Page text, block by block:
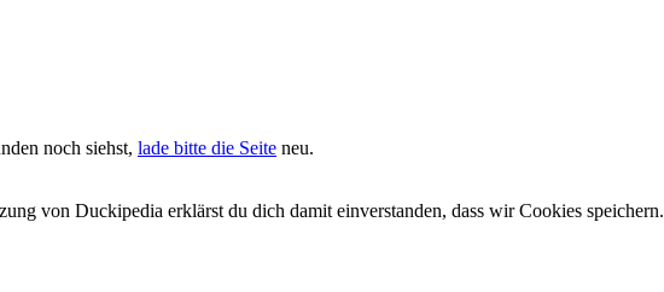
noch siehst, lade bitte die Seite neu.
von Duckipedia erklärst du dich damit einverstanden, dass wir Cookies speichern.